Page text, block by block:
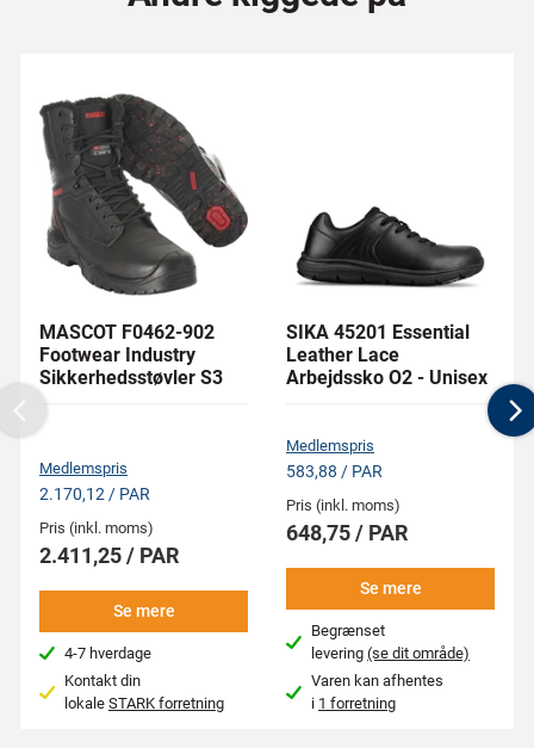
MASCOT F0462-902
Footwear Industry
Sikkerhedsstøvler S3
Medlemspris
2.170,12 / PAR
Pris (inkl. moms)
2.411,25 / PAR
Se mere
4-7 hverdage
Kontakt din
lokale STARK forretning
SIKA 45201 Essential
Leather Lace
Arbejdssko O2 - Unisex
Medlemspris
583,88 / PAR
Pris (inkl. moms)
648,75 / PAR
Se mere
Begrænset
levering(se dit område)
Varen kan afhentes
i 1 forretning
Previous